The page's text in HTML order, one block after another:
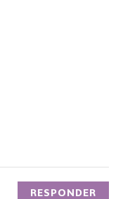
RESPONDER